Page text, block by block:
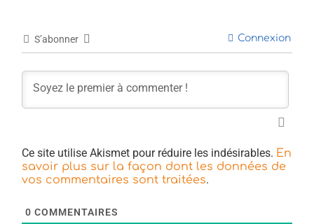
S’abonner Connexion
Ce site utilise Akismet pour réduire les indésirables. En
savoir plus sur la façon dont les données de
vos commentaires sont traitées.
0 COMMENTAIRES